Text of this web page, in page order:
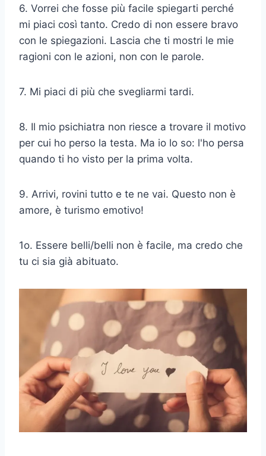
6. Vorrei che fosse più facile spiegarti perché
mi piaci così tanto. Credo di non essere bravo
con le spiegazioni. Lascia che ti mostri le mie
ragioni con le azioni, non con le parole.
7. Mi piaci di più che svegliarmi tardi.
8. Il mio psichiatra non riesce a trovare il motivo
per cui ho perso la testa. Ma io lo so: l'ho persa
quando ti ho visto per la prima volta.
9. Arrivi, rovini tutto e te ne vai. Questo non è
amore, è turismo emotivo!
1o. Essere belli/belli non è facile, ma credo che
tu ci sia già abituato.